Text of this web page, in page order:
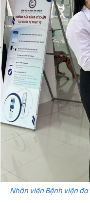
Nhân viên Bệnh viện